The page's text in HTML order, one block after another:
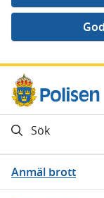
Gå direkt till
Sök
Anmäl brott